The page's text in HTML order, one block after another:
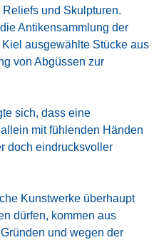
und Skulpturen.
Antikensammlung der
ausgewählte Stücke aus
von Abgüssen zur
sich, dass eine
mit fühlenden Händen
doch eindrucksvoller
Kunstwerke überhaupt
dürfen, kommen aus
und wegen der